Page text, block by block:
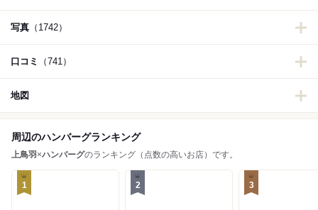
写真 （1742）
口コミ （741）
地図
周辺のハンバーグランキング
上鳥羽 ×ハンバーグのランキング（点数の高いお店）です。
1 2 3